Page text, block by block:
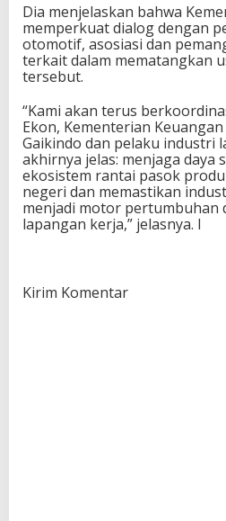
Dia menjelaskan bahwa
memperkuat dialog dengan
otomotif, asosiasi dan
terkait dalam mematangkan
tersebut.
“Kami akan terus
Ekon, Kementerian
Gaikindo dan pelaku industri
akhirnya jelas: menjaga daya
ekosistem rantai pasok
negeri dan memastikan
menjadi motor pertumbuhan
lapangan kerja,” jelasnya. I
Kirim Komentar